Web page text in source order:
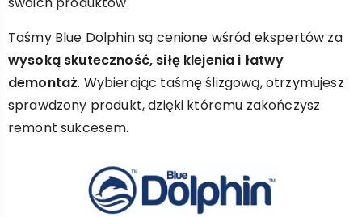
Taśmy Blue Dolphin są cenione wśród ekspertów za
wysoką skuteczność, siłę klejenia i łatwy
demontaż. Wybierając taśmę ślizgową, otrzymujesz
sprawdzony produkt, dzięki któremu zakończysz
remont sukcesem.